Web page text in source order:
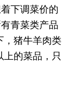
下调菜价的
青菜类产品
，猪牛羊肉类
的菜品，只